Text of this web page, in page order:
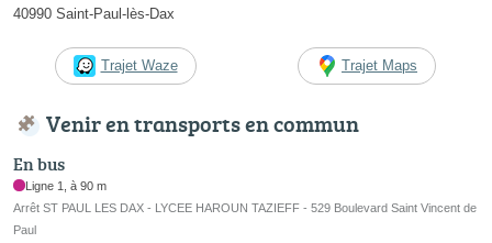
40990 Saint-Paul-lès-Dax
Trajet Waze Trajet Maps
Venir en transports en commun
En bus
Ligne 1, à 90 m
Arrêt ST PAUL LES DAX - LYCEE HAROUN TAZIEFF - 529 Boulevard Saint Vincent de
Paul